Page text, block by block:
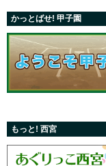
かっとばせ! 甲子園
もっと! 西宮